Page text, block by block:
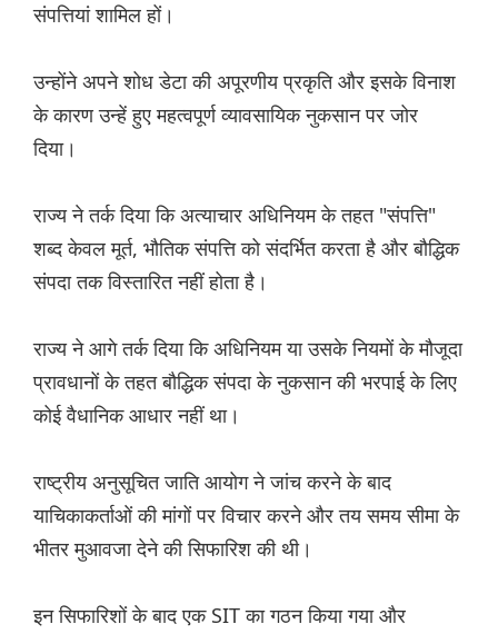
संपत्तियां शामिल हों।
उन्होंने अपने शोध डेटा की अपूरणीय प्रकृति और इसके विनाश
के कारण उन्हें हुए महत्वपूर्ण व्यावसायिक नुकसान पर जोर
दिया।
राज्य ने तर्क दिया कि अत्याचार अधिनियम के तहत "संपत्ति"
शब्द केवल मूर्त, भौतिक संपत्ति को संदर्भित करता है और बौद्धिक
संपदा तक विस्तारित नहीं होता है।
राज्य ने आगे तर्क दिया कि अधिनियम या उसके नियमों के मौजूदा
प्रावधानों के तहत बौद्धिक संपदा के नुकसान की भरपाई के लिए
कोई वैधानिक आधार नहीं था।
राष्ट्रीय अनुसूचित जाति आयोग ने जांच करने के बाद
याचिकाकर्ताओं की मांगों पर विचार करने और तय समय सीमा के
भीतर मुआवजा देने की सिफारिश की थी।
इन सिफारिशों के बाद एक SIT का गठन किया गया और